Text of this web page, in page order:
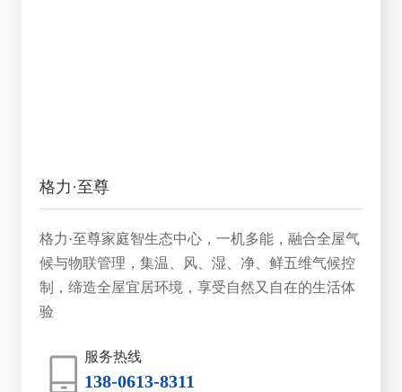
格力·至尊
格力·至尊家庭智生态中心，一机多能，融合全屋气
候与物联管理，集温、风、湿、净、鲜五维气候控
制，缔造全屋宜居环境，享受自然又自在的生活体
验
服务热线
138-0613-8311